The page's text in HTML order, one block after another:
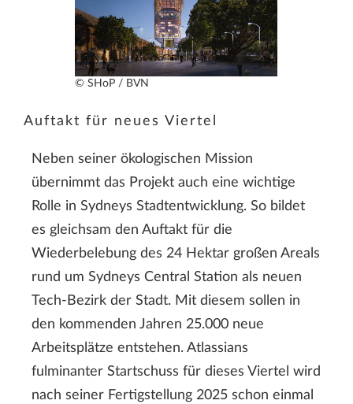
© SHoP / BVN
Auftakt für neues Viertel
Neben seiner ökologischen Mission
übernimmt das Projekt auch eine wichtige
Rolle in Sydneys Stadtentwicklung. So bildet
es gleichsam den Auftakt für die
Wiederbelebung des 24 Hektar großen Areals
rund um Sydneys Central Station als neuen
Tech-Bezirk der Stadt. Mit diesem sollen in
den kommenden Jahren 25.000 neue
Arbeitsplätze entstehen. Atlassians
fulminanter Startschuss für dieses Viertel wird
nach seiner Fertigstellung 2025 schon einmal